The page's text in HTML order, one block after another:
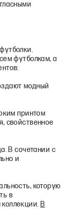
футболкам, а
модный
принтом
свойственное
В сочетании с
и
которую
в
В